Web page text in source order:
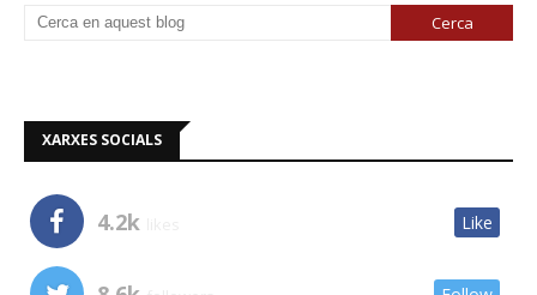
XARXES SOCIALS
4.2k Like